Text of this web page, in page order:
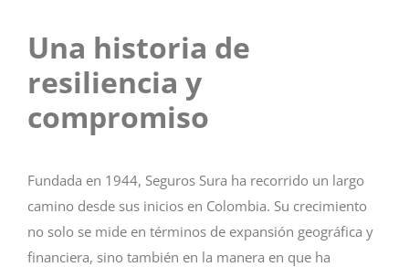
Una historia de
resiliencia y
compromiso
Fundada en 1944, Seguros Sura ha recorrido un largo
camino desde sus inicios en Colombia. Su crecimiento
no solo se mide en términos de expansión geográfica y
financiera, sino también en la manera en que ha